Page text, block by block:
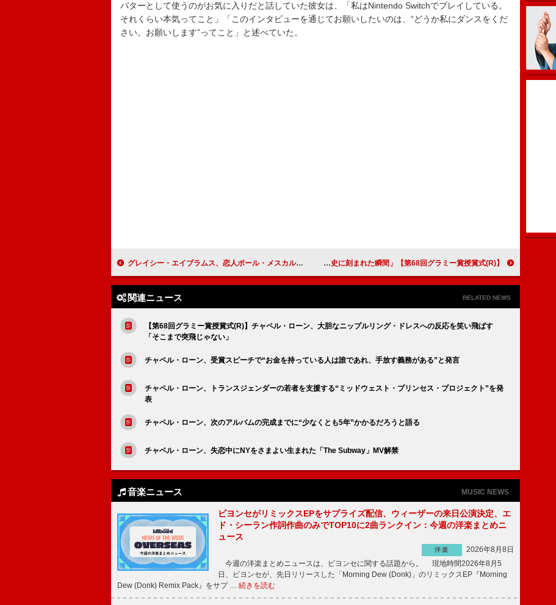
バターとして使うのがお気に入りだと話していた彼女は、「私はNintendo Switchでプレイしている。
それくらい本気ってこと」「このインタビューを通じてお願いしたいのは、“どうか私にダンスをくだ
さい。お願いします”ってこと」と述べていた。
グレイシー・エイブラムス、恋人ポール・メスカルの誕生日をキュートな写真とともに祝う「2月2日が大好き」 【第68回グラミー賞授賞式(R)】シャロン・オズボーン、亡き夫オジー追悼パフォーマンスを称賛「音楽史に刻まれた瞬間」
関連ニュース RELATED NEWS
【第68回グラミー賞授賞式(R)】チャペル・ローン、大胆なニップルリング・ドレスへの反応を笑い飛ばす
「そこまで突飛じゃない」
チャペル・ローン、受賞スピーチで“お金を持っている人は誰であれ、手放す義務がある”と発言
チャペル・ローン、トランスジェンダーの若者を支援する“ミッドウェスト・プリンセス・プロジェクト”を発
表
チャペル・ローン、次のアルバムの完成までに“少なくとも5年”かかるだろうと語る
チャペル・ローン、失恋中にNYをさまよい生まれた「The Subway」MV解禁
音楽ニュース MUSIC NEWS
ビヨンセがリミックスEPをサプライズ配信、ウィーザーの来日公演決定、エ
ド・シーラン作詞作曲のみでTOP10に2曲ランクイン：今週の洋楽まとめニ
ュース
洋楽
2026年8月8日
今週の洋楽まとめニュースは、ビヨンセに関する話題から。 現地時間2026年8月5
日、ビヨンセが、先日リリースした「Morning Dew (Donk)」のリミックスEP『Morning
Dew (Donk) Remix Pack』をサプ … 続きを読む